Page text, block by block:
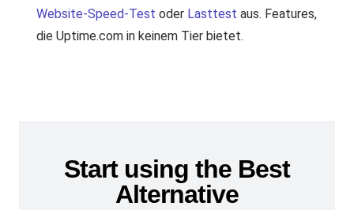
Website-Speed-Test oder Lasttest aus. Features,
die Uptime.com in keinem Tier bietet.
Start using the Best
Alternative